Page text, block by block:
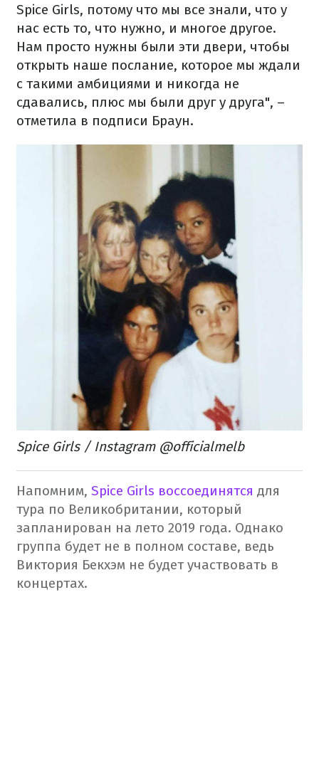
Spice Girls, потому что мы все знали, что у
нас есть то, что нужно, и многое другое.
Нам просто нужны были эти двери, чтобы
открыть наше послание, которое мы ждали
с такими амбициями и никогда не
сдавались, плюс мы были друг у друга", –
отметила в подписи Браун.
Spice Girls / Instagram @officialmelb
Напомним, Spice Girls воссоединятся для
тура по Великобритании, который
запланирован на лето 2019 года. Однако
группа будет не в полном составе, ведь
Виктория Бекхэм не будет участвовать в
концертах.